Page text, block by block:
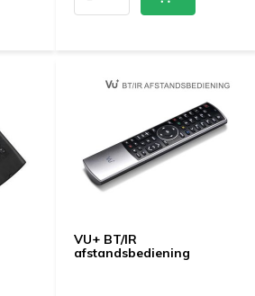
VU+ BT/IR
afstandsbediening